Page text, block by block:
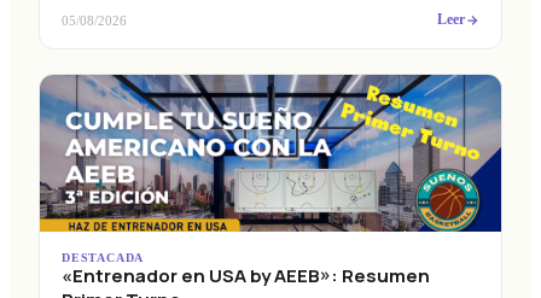
05/08/2026 Leer
DESTACADA
«Entrenador en USA by AEEB»: Resumen